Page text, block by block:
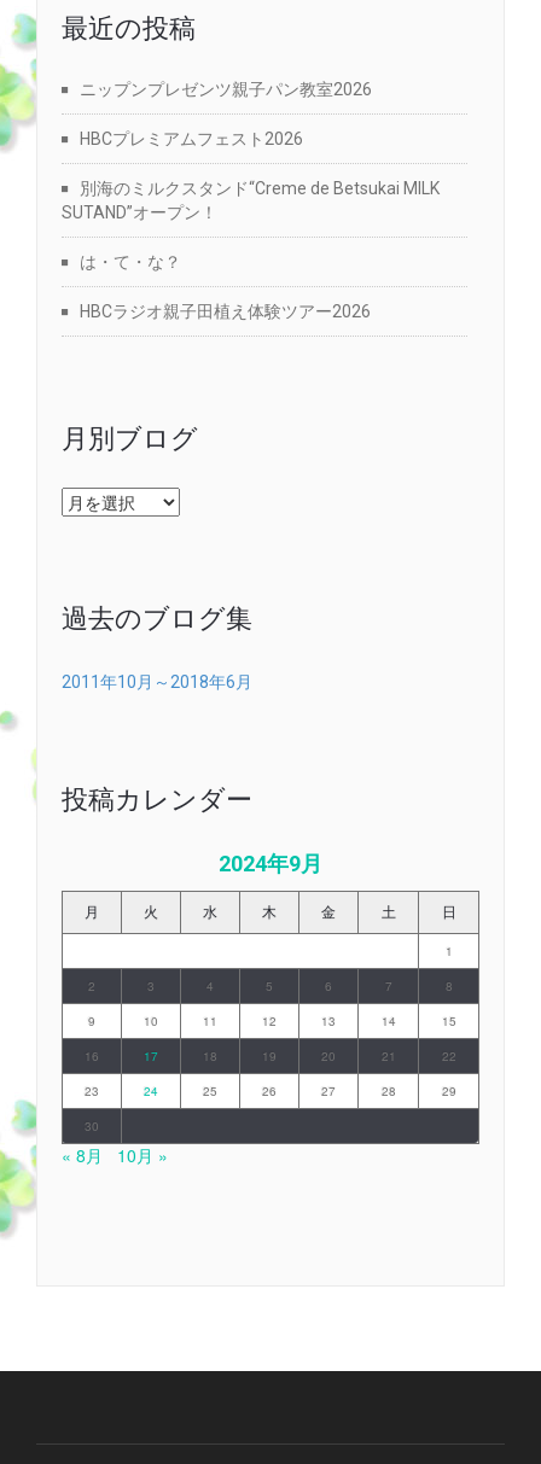
最近の投稿
ニップンプレゼンツ親子パン教室2026
HBCプレミアムフェスト2026
別海のミルクスタンド“Creme de Betsukai MILK
SUTAND”オープン！
は・て・な？
HBCラジオ親子田植え体験ツアー2026
月別ブログ
月
別
過去のブログ集
2011年10月～2018年6月
投稿カレンダー
2024年9月
月 火 水 木 金 土 日
1
2 3 4 5 6 7 8
9 10 11 12 13 14 15
16 17 18 19 20 21 22
23 24 25 26 27 28 29
30
« 8月 10月 »